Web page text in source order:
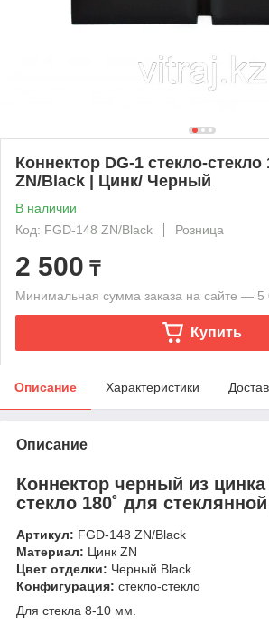
Коннектор DG-1 стекло-стекло
ZN/Black | Цинк/ Черный
В наличии
Код: FGD-148 ZN/Black
Розница
2 500 ₸
Минимальная сумма заказа на сайте — 5
Купить
Описание Характеристики
Описание
Коннектор черный из цинка
стекло 180˚ для
Артикул: FGD-148 ZN/Black
Материал: Цинк ZN
Цвет отделки: Черный Black
Конфигурация: стекло-стекло
Для стекла 8-10 мм.